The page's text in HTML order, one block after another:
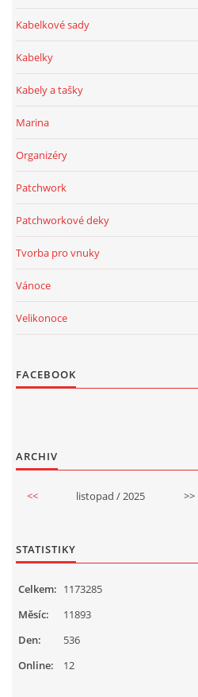
Kabelkové sady
Kabelky
Kabely a tašky
Marina
Organizéry
Patchwork
Patchworkové deky
Tvorba pro vnuky
Vánoce
Velikonoce
FACEBOOK
ARCHIV
<< listopad / 2025 >>
STATISTIKY
Online: 12
Celkem: 1173285
Měsíc:
11893
Den:
536